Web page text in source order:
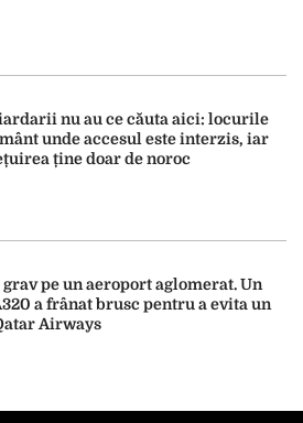
nu au ce căuta aici: locurile
unde accesul este interzis, iar
ține doar de noroc
pe un aeroport aglomerat. Un
a frânat brusc pentru a evita un
Airways